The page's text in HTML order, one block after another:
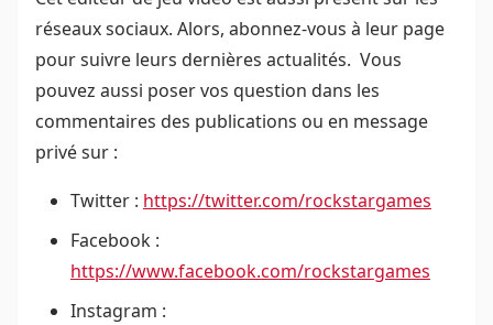
réseaux sociaux. Alors, abonnez-vous à leur page
pour suivre leurs dernières actualités. Vous
pouvez aussi poser vos question dans les
commentaires des publications ou en message
privé sur :
Twitter : https://twitter.com/rockstargames
Facebook :
https://www.facebook.com/rockstargames
Instagram :